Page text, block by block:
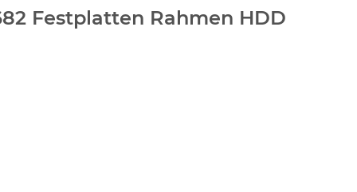
Festplatten Rahmen HDD